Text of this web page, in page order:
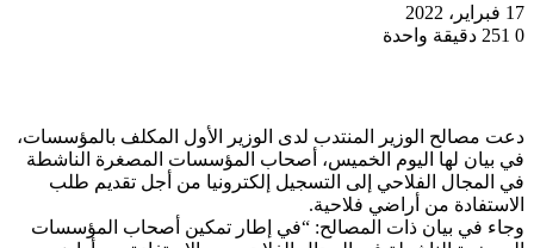
17 فبراير، 2022
0
دقيقة واحدة
دعت مصالح الوزير المنتدب لدى الوزير الأول المكلف بالمؤسسات،
في بيان لها اليوم الخميس، أصحاب المؤسسات المصغرة الناشطة
في المجال الفلاحي إلى التسجيل إلكترونيا من أجل تقديم طلب
الاستفادة من أراضي فلاحية.
وجاء في بيان ذات المصالح: “في إطار تمكين أصحاب المؤسسات